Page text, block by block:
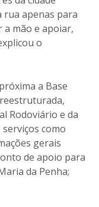
rua apenas para
a mão e apoiar,
o
a Base
Rodoviário e da
serviços como
gerais
de apoio para
da Penha;